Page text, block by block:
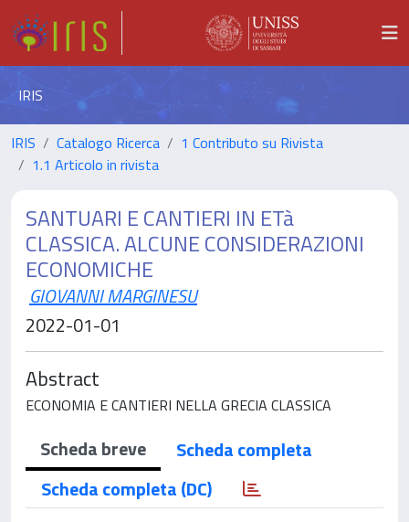
IRIS
IRIS Catalogo Ricerca
1 Contributo su Rivista
1.1 Articolo in rivista
SANTUARI E CANTIERI IN ETà
CLASSICA. ALCUNE CONSIDERAZIONI
ECONOMICHE
GIOVANNI MARGINESU
2022-01-01
Abstract
ECONOMIA E CANTIERI NELLA GRECIA CLASSICA
Scheda breve
Scheda completa
Scheda completa (DC)